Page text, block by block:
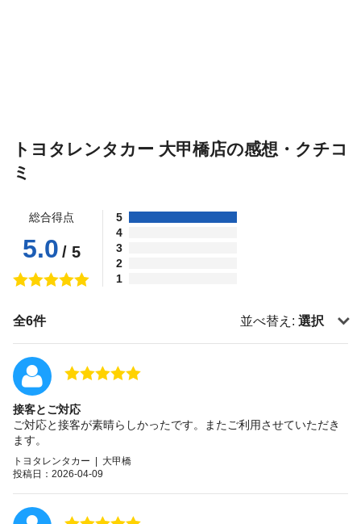
トヨタレンタカー 大甲橋店の感想・クチコ
ミ
総合得点
5.0 / 5
5
4
3
2
1
全6件 並べ替え: 選択
接客とご対応
ご対応と接客が素晴らしかったです。またご利用させていただき
ます。
トヨタレンタカー | 大甲橋
投稿日：2026-04-09